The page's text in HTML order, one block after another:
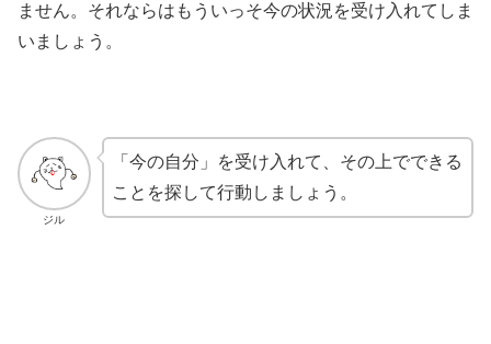
ません。それならはもういっそ今の状況を受け入れてしま
いましょう。
ジル
「今の自分」を受け入れて、その上でできる
ことを探して行動しましょう。